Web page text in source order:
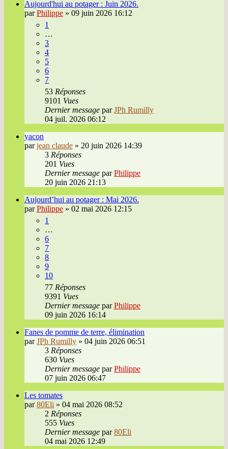
Aujourd'hui au potager : Juin 2026.
parPhilippe » 09 juin 2026 16:12
1
…
3
4
5
6
7
53 Réponses
9101 Vues
Dernier message parJPh Rumilly
04 juil. 2026 06:12
yacon
parjean claude » 20 juin 2026 14:39
3 Réponses
201 Vues
Dernier message parPhilippe
20 juin 2026 21:13
Aujourd’hui au potager : Mai 2026.
parPhilippe » 02 mai 2026 12:15
1
…
6
7
8
9
10
77 Réponses
9391 Vues
Dernier message parPhilippe
09 juin 2026 16:14
Fanes de pomme de terre, élimination
parJPh Rumilly » 04 juin 2026 06:51
3 Réponses
630 Vues
Dernier message parPhilippe
07 juin 2026 06:47
Les tomates
par80Eli » 04 mai 2026 08:52
2 Réponses
555 Vues
Dernier message par80Eli
04 mai 2026 12:49